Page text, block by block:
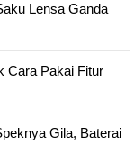
Lensa Ganda
Cara Pakai Fitur
Gila, Baterai